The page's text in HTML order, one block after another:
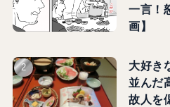
一言！
画】
大好き
並んだ
故人を